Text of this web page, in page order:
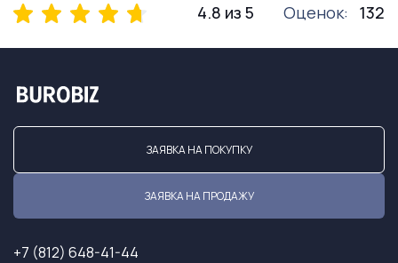
4.8 из 5 Оценок: 132
ЗАЯВКА НА ПОКУПКУ
ЗАЯВКА НА ПРОДАЖУ
+7 (812) 648-41-44